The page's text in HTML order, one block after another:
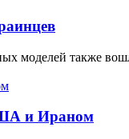
моделей также
и Ираном